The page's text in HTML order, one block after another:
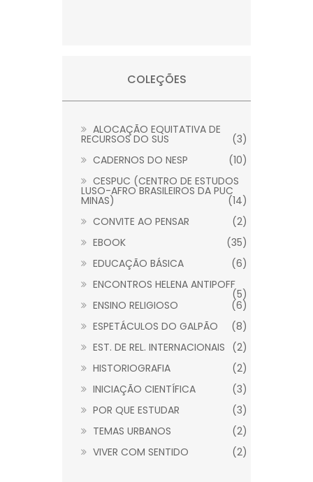
COLEÇÕES
ALOCAÇÃO EQUITATIVA DE
RECURSOS DO SUS
(3)
CADERNOS DO NESP
(10)
CESPUC (CENTRO DE ESTUDOS
LUSO-AFRO BRASILEIROS DA PUC
MINAS)
(14)
CONVITE AO PENSAR
(2)
EBOOK
(35)
EDUCAÇÃO BÁSICA
(6)
ENCONTROS HELENA ANTIPOFF
(5)
ENSINO RELIGIOSO
(6)
ESPETÁCULOS DO GALPÃO
(8)
EST. DE REL. INTERNACIONAIS (2)
HISTORIOGRAFIA
(2)
INICIAÇÃO CIENTÍFICA
(3)
POR QUE ESTUDAR
(3)
TEMAS URBANOS
(2)
VIVER COM SENTIDO
(2)